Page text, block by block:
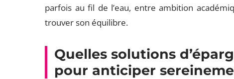
parfois au fil de l’eau, entre ambition
trouver son équilibre.
Quelles solutions
pour anticiper